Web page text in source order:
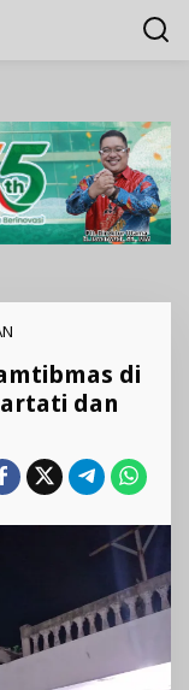
Manna
Jaga
Kamtibmas
Tahapan
Kampanye
Hartati
di
dan